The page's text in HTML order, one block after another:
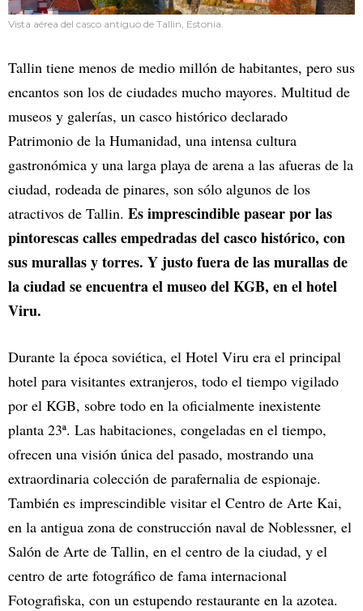
Vista aérea del casco antiguo de Tallin, Estonia.
Tallin tiene menos de medio millón de habitantes, pero sus
encantos son los de ciudades mucho mayores. Multitud de
museos y galerías, un casco histórico declarado
Patrimonio de la Humanidad, una intensa cultura
gastronómica y una larga playa de arena a las afueras de la
ciudad, rodeada de pinares, son sólo algunos de los
atractivos de Tallin. Es imprescindible pasear por las
pintorescas calles empedradas del casco histórico, con
sus murallas y torres. Y justo fuera de las murallas de
la ciudad se encuentra el museo del KGB, en el hotel
Viru.
Durante la época soviética, el Hotel Viru era el principal
hotel para visitantes extranjeros, todo el tiempo vigilado
por el KGB, sobre todo en la oficialmente inexistente
planta 23ª. Las habitaciones, congeladas en el tiempo,
ofrecen una visión única del pasado, mostrando una
extraordinaria colección de parafernalia de espionaje.
También es imprescindible visitar el Centro de Arte Kai,
en la antigua zona de construcción naval de Noblessner, el
Salón de Arte de Tallin, en el centro de la ciudad, y el
centro de arte fotográfico de fama internacional
Fotografiska, con un estupendo restaurante en la azotea.